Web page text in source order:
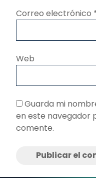
Correo electrónico
Web
Guarda mi
en este navegador
comente.